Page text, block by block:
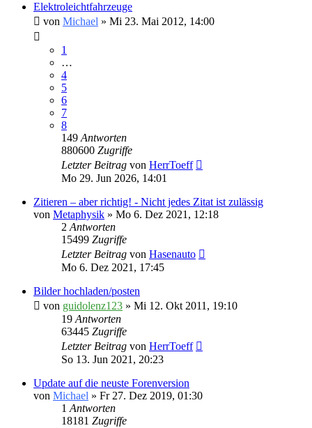
Elektroleichtfahrzeuge
von Michael » Mi 23. Mai 2012, 14:00
1
…
4
5
6
7
8
149Antworten
880600 Zugriffe
Letzter Beitrag von HerrToeff
Mo 29. Jun 2026, 14:01
Zitieren – aber richtig! - Nicht jedes Zitat ist zulässig
von Metaphysik » Mo 6. Dez 2021, 12:18
2Antworten
15499 Zugriffe
Letzter Beitrag von Hasenauto
Mo 6. Dez 2021, 17:45
Bilder hochladen/posten
von guidolenz123 » Mi 12. Okt 2011, 19:10
19Antworten
63445 Zugriffe
Letzter Beitrag von HerrToeff
So 13. Jun 2021, 20:23
Update auf die neuste Forenversion
von Michael » Fr 27. Dez 2019, 01:30
1Antworten
18181 Zugriffe